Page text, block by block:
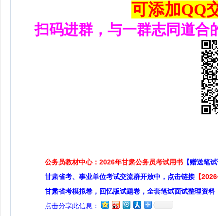
可添加QQ
扫码进群，与一群志同道合
公务员教材中心：2026年甘肃公务员考试用书 【赠送笔
甘肃省考、事业单位考试交流群开放中，点击链接 【
甘肃省考模拟卷，回忆版试题卷，全套笔试面试整理资料
点击分享此信息：